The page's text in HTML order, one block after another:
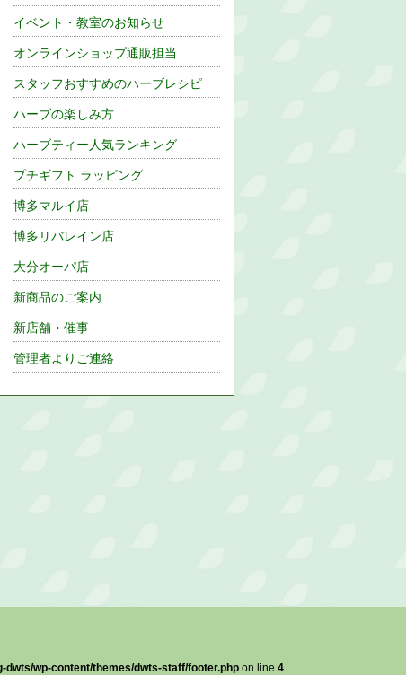
イベント・教室のお知らせ
オンラインショップ通販担当
スタッフおすすめのハーブレシピ
ハーブの楽しみ方
ハーブティー人気ランキング
プチギフト ラッピング
博多マルイ店
博多リバレイン店
大分オーパ店
新商品のご案内
新店舗・催事
管理者よりご連絡
dwts/wp-content/themes/dwts-staff/footer.phpon line 4